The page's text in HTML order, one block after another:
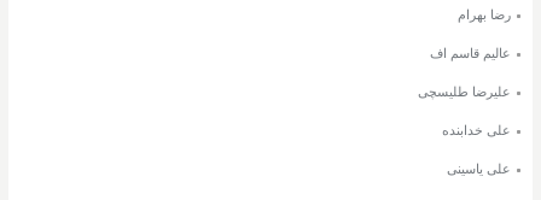
رضا بهرام
عالیم قاسم اف
علیرضا طلیسچی
علی خدابنده
علی یاسینی